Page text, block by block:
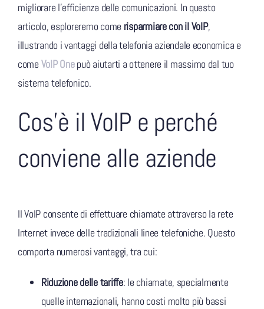
migliorare l’efficienza delle comunicazioni. In questo
articolo, esploreremo come risparmiare con il VoIP,
illustrando i vantaggi della telefonia aziendale economica e
come VoIP Onepuò aiutarti a ottenere il massimo dal tuo
sistema telefonico.
Cos’è il VoIP e perché
conviene alle aziende
Il VoIP consente di effettuare chiamate attraverso la rete
Internet invece delle tradizionali linee telefoniche. Questo
comporta numerosi vantaggi, tra cui:
Riduzione delle tariffe: le chiamate, specialmente
quelle internazionali, hanno costi molto più bassi